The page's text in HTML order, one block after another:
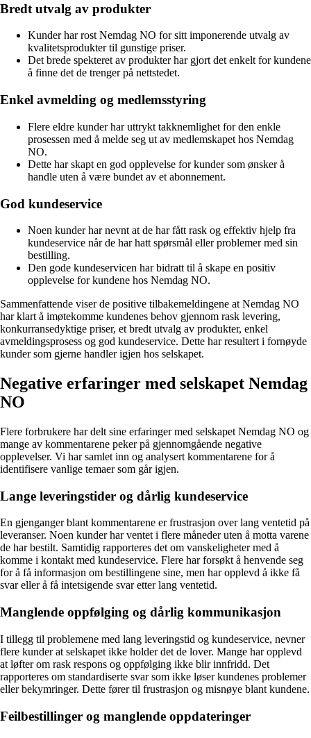
Bredt utvalg av produkter
Kunder har rost Nemdag NO for sitt imponerende utvalg av
kvalitetsprodukter til gunstige priser.
Det brede spekteret av produkter har gjort det enkelt for kundene
å finne det de trenger på nettstedet.
Enkel avmelding og medlemsstyring
Flere eldre kunder har uttrykt takknemlighet for den enkle
prosessen med å melde seg ut av medlemskapet hos Nemdag
NO.
Dette har skapt en god opplevelse for kunder som ønsker å
handle uten å være bundet av et abonnement.
God kundeservice
Noen kunder har nevnt at de har fått rask og effektiv hjelp fra
kundeservice når de har hatt spørsmål eller problemer med sin
bestilling.
Den gode kundeservicen har bidratt til å skape en positiv
opplevelse for kundene hos Nemdag NO.
Sammenfattende viser de positive tilbakemeldingene at Nemdag NO
har klart å imøtekomme kundenes behov gjennom rask levering,
konkurransedyktige priser, et bredt utvalg av produkter, enkel
avmeldingsprosess og god kundeservice. Dette har resultert i fornøyde
kunder som gjerne handler igjen hos selskapet.
Negative erfaringer med selskapet Nemdag
NO
Flere forbrukere har delt sine erfaringer med selskapet Nemdag NO og
mange av kommentarene peker på gjennomgående negative
opplevelser. Vi har samlet inn og analysert kommentarene for å
identifisere vanlige temaer som går igjen.
Lange leveringstider og dårlig kundeservice
En gjenganger blant kommentarene er frustrasjon over lang ventetid på
leveranser. Noen kunder har ventet i flere måneder uten å motta varene
de har bestilt. Samtidig rapporteres det om vanskeligheter med å
komme i kontakt med kundeservice. Flere har forsøkt å henvende seg
for å få informasjon om bestillingene sine, men har opplevd å ikke få
svar eller å få intetsigende svar etter lang ventetid.
Manglende oppfølging og dårlig kommunikasjon
I tillegg til problemene med lang leveringstid og kundeservice, nevner
flere kunder at selskapet ikke holder det de lover. Mange har opplevd
at løfter om rask respons og oppfølging ikke blir innfridd. Det
rapporteres om standardiserte svar som ikke løser kundenes problemer
eller bekymringer. Dette fører til frustrasjon og misnøye blant kundene.
Feilbestillinger og manglende oppdateringer